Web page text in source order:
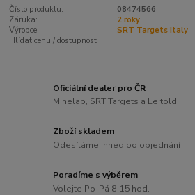
Číslo produktu:
08474566
Záruka:
2 roky
Výrobce:
SRT Targets Italy
Hlídat cenu / dostupnost
Oficiální dealer pro ČR
Minelab, SRT Targets a Leitold
Zboží skladem
Odesíláme ihned po objednání
Poradíme s výběrem
Volejte Po-Pá 8-15 hod.